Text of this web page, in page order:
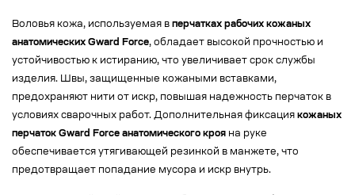
Воловья кожа, используемая в перчатках рабочих кожаных
анатомических Gward Force, обладает высокой прочностью и
устойчивостью к истиранию, что увеличивает срок службы
изделия. Швы, защищенные кожаными вставками,
предохраняют нити от искр, повышая надежность перчаток в
условиях сварочных работ. Дополнительная фиксация кожаных
перчаток Gward Force анатомического кроя на руке
обеспечивается утягивающей резинкой в манжете, что
предотвращает попадание мусора и искр внутрь.